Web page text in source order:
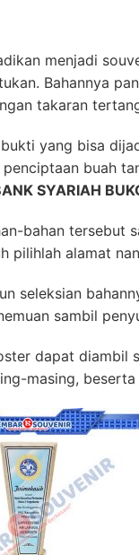
menjadi
Bahannya
takaran
yang bisa
buah
SYARIAH
bahan tersebut
pilihlah alamat
seleksian
sambil
dapat diambil
masing,